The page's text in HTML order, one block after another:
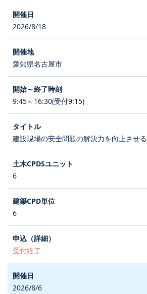
2026/8/18
愛知県名古屋市
9:45～16:30(受付9:15)
建設現場の安全問題の解決力を向上させる
6
6
受付終了
2026/8/6